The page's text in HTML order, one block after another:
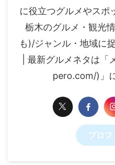
に役立つグルメやスポ
栃木のグルメ・観光
も)/ジャンル・地域に
| 最新グルメネタは
pero.com/)」
プロ